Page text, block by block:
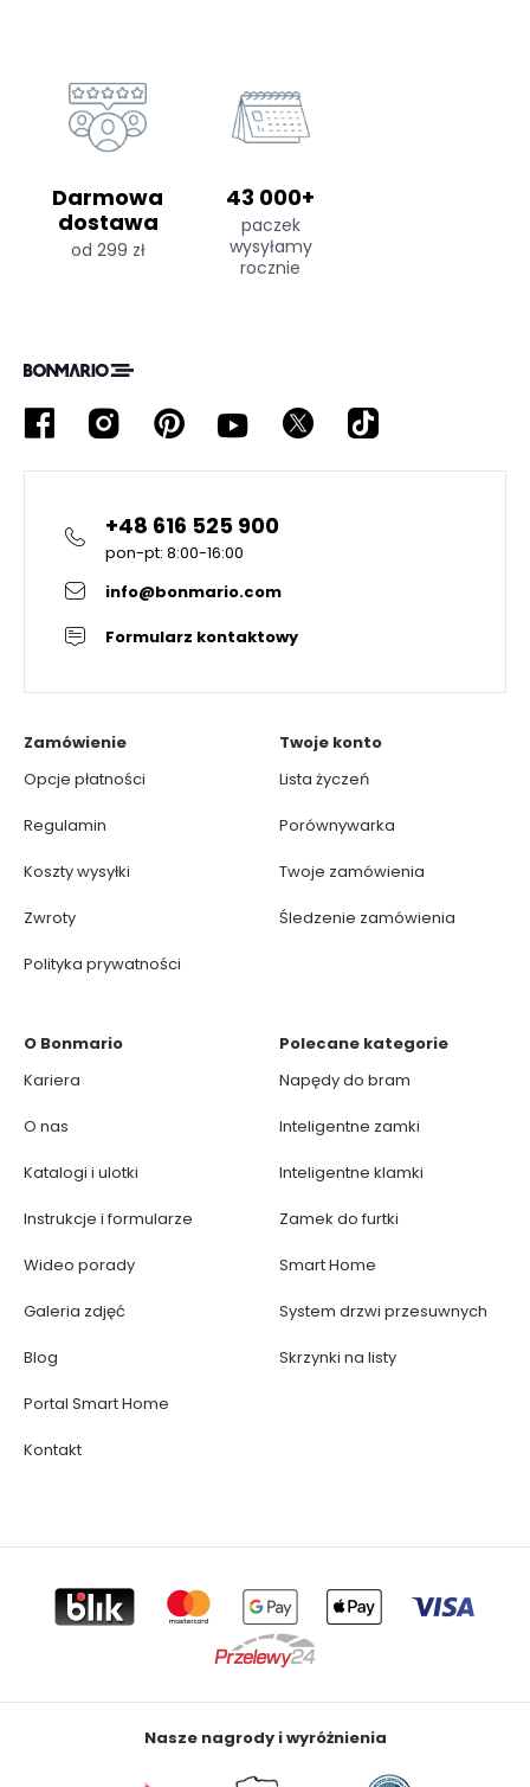
Darmowa
dostawa
od 299 zł
43 000+
paczek
wysyłamy
rocznie
+48 616 525 900
pon-pt: 8:00-16:00
info@bonmario.com
Formularz kontaktowy
Zamówienie
Opcje płatności
Regulamin
Koszty wysyłki
Zwroty
Polityka prywatności
Twoje konto
Lista życzeń
Porównywarka
Twoje zamówienia
Śledzenie zamówienia
O Bonmario
Kariera
O nas
Katalogi i ulotki
Instrukcje i formularze
Wideo porady
Galeria zdjęć
Blog
Portal Smart Home
Kontakt
Polecane kategorie
Napędy do bram
Inteligentne zamki
Inteligentne klamki
Zamek do furtki
Smart Home
System drzwi przesuwnych
Skrzynki na listy
Nasze nagrody i wyróżnienia